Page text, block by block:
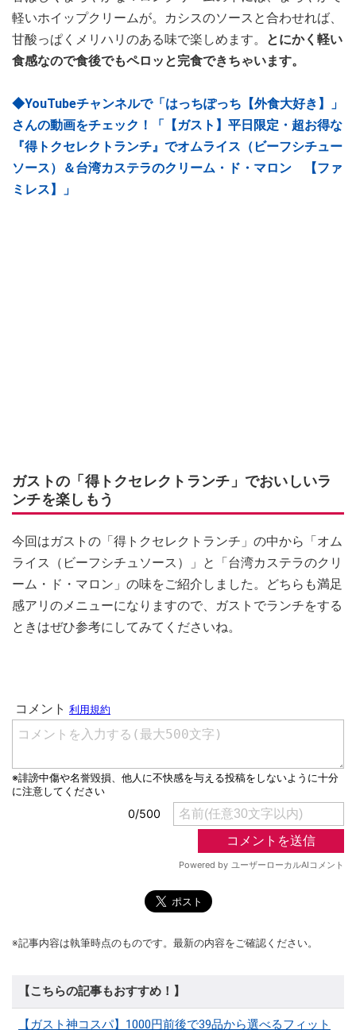
軽いホイップクリームが。カシスのソースと合わせれば、
甘酸っぱくメリハリのある味で楽しめます。
とにかく軽い
食感なので食後でもペロッと完食できちゃいます。
◆YouTubeチャンネルで「はっちぽっち【外食大好き】」
さんの動画をチェック！「【ガスト】平日限定・超お得な
『得トクセレクトランチ』でオムライス（ビーフシチュー
ソース）＆台湾カステラのクリーム・ド・マロン 【ファ
ミレス】」
ガストの「得トクセレクトランチ」でおいしいラ
ンチを楽しもう
今回はガストの「得トクセレクトランチ」の中から「オム
ライス（ビーフシチュソース）」と「台湾カステラのクリ
ーム・ド・マロン」の味をご紹介しました。どちらも満足
感アリのメニューになりますので、ガストでランチをする
ときはぜひ参考にしてみてくださいね。
※記事内容は執筆時点のものです。最新の内容をご確認ください。
【こちらの記事もおすすめ！】
【ガスト神コスパ】1000円前後で39品から選べるフィット